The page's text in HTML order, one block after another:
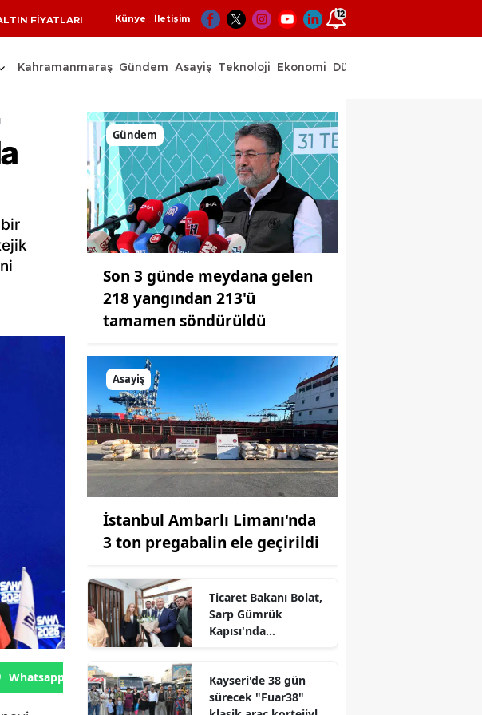
FİYATLARI Künye İletişim 12
Kahramanmaraş Gündem Asayiş Teknoloji Ekonomi Dünya
Whatsapp'tan Gönder
Gündem
Son 3 günde meydana gelen
218 yangından 213'ü
tamamen söndürüldü
Asayiş
İstanbul Ambarlı Limanı'nda
3 ton pregabalin ele geçirildi
Ticaret Bakanı Bolat,
Sarp Gümrük
Kapısı'nda
Kayseri'de 38 gün
sürecek "Fuar38"